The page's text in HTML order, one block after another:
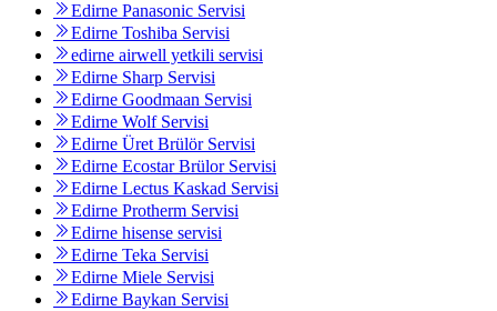
Edirne Panasonic Servisi
Edirne Toshiba Servisi
edirne airwell yetkili servisi
Edirne Sharp Servisi
Edirne Goodmaan Servisi
Edirne Wolf Servisi
Edirne Üret Brülör Servisi
Edirne Ecostar Brülor Servisi
Edirne Lectus Kaskad Servisi
Edirne Protherm Servisi
Edirne hisense servisi
Edirne Teka Servisi
Edirne Miele Servisi
Edirne Baykan Servisi